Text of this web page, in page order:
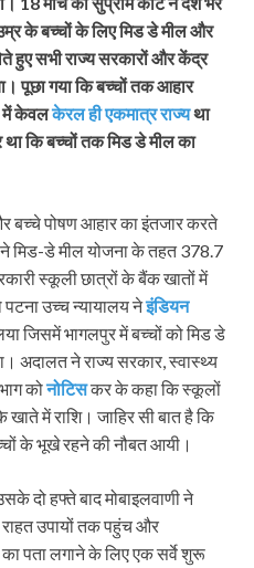
के बच्चों के लिए मिड डे मील और
हुए सभी राज्य सरकारों और केंद्र
पूछा गया कि बच्चों तक आहार
में केवलकेरल ही एकमात्र राज्यथा
कि बच्चों तक मिड डे मील का
बच्चे पोषण आहार का इंतजार करते
मिड-डे मील योजना के तहत 378.7
स्कूली छात्रों के बैंक खातों में
उच्च न्यायालय नेइंडियन
जिसमें भागलपुर में बच्चों को मिड डे
अदालत ने राज्य सरकार, स्वास्थ्य
कोनोटिसकर के कहा कि स्कूलों
खाते में राशि। जाहिर सी बात है कि
के भूखे रहने की नौबत आयी।
दो हफ्ते बाद मोबाइलवाणी ने
उपायों तक पहुंच और
का पता लगाने के लिए एक सर्वे शुरू